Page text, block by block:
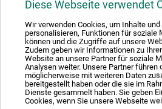
Diese Webseite verwendet
Wir verwenden Cookies, um Inhalte und
personalisieren, Funktionen für soziale
können und die Zugriffe auf unsere
Zudem geben wir Informationen zu
Website an unsere Partner für soziale
Analysen weiter. Unsere Partner
möglicherweise mit weiteren Daten
bereitgestellt haben oder die sie im
Dienste gesammelt haben. Sie geben
Cookies, wenn Sie unsere Webseite
boesner GmbH holding +
Gewerkenstr. 2
58456 Witten
DEUTSCHLAND
pm@boesner.com